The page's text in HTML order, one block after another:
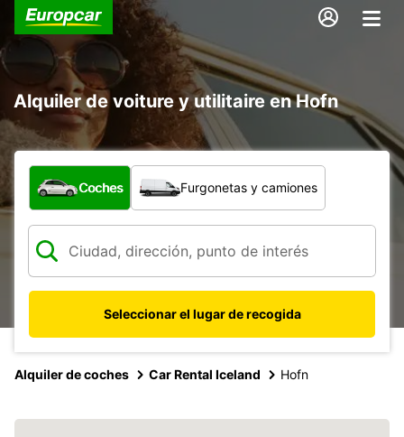
Alquiler de voiture y utilitaire en Hofn
¿Qué tipo de vehículo?
Coches Furgonetas y camiones
Seleccionar el lugar de recogida
Alquiler de coches Car Rental Iceland Hofn